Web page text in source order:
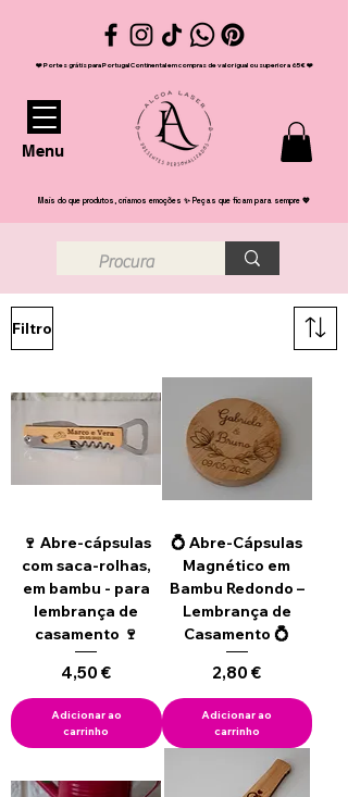
❤️ Portes grátis para Portugal Continental em compras de valor igual ou superior a 65€ ❤️
Menu
Mais do que produtos, criamos emoções ✨ Peças que ficam para sempre 💖
Filtro
🍷 Abre-cápsulas
com saca-rolhas,
em bambu - para
lembrança de
casamento 🍷
Preço
4,50 €
Adicionar ao
carrinho
💍 Abre-Cápsulas
Magnético em
Bambu Redondo –
Lembrança de
Casamento 💍
Preço
2,80 €
Adicionar ao
carrinho